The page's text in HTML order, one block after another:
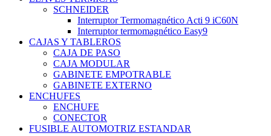
SCHNEIDER
Interruptor Termomagnético Acti 9 iC60N
Interruptor termomagnético Easy9
CAJAS Y TABLEROS
CAJA DE PASO
CAJA MODULAR
GABINETE EMPOTRABLE
GABINETE EXTERNO
ENCHUFES
ENCHUFE
CONECTOR
FUSIBLE AUTOMOTRIZ ESTANDAR